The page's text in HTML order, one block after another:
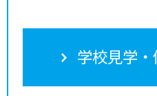
学校見学